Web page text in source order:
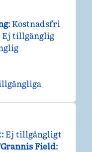
: Kostnadsfri
Ej tillgänglig
: Ej tillgängligt
Field: